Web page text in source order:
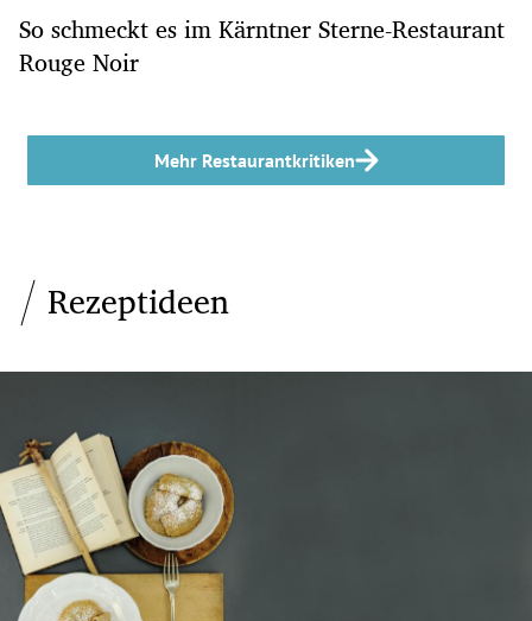
So schmeckt es im Kärntner Sterne-Restaurant
Rouge Noir
Mehr Restaurantkritiken
Rezeptideen